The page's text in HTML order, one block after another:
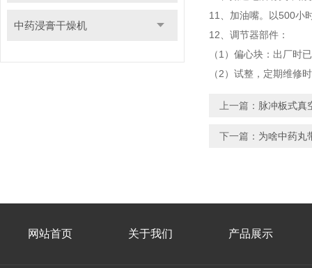
中药浸膏干燥机
11、加油嘴。以500小
12、调节器部件：
（1）偏心块：出厂时
（2）试整，定期维修
上一篇： 脉冲板式真
下一篇： 为啥中药丸
网站首页 关于我们 产品展示